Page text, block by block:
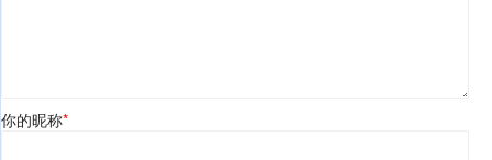
你的昵称*